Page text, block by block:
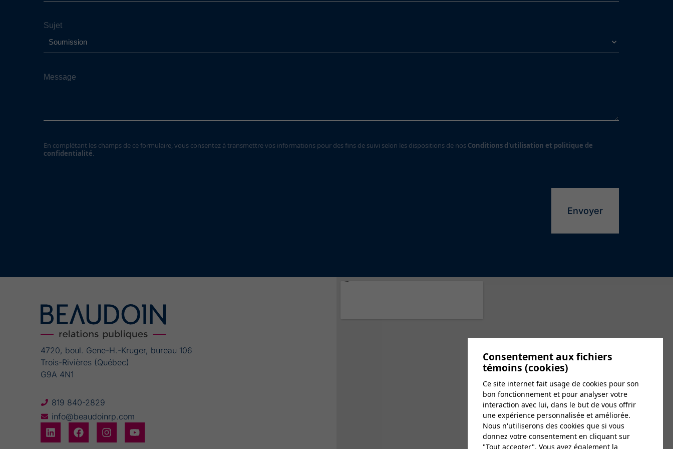
Sujet
Message
En complétant les champs de ce formulaire, vous consentez à transmettre vos informations pour des fins de suivi selon les dispositions de nos Conditions d'utilisation et politique de
confidentialité.
4720, boul. Gene-H.-Kruger, bureau 106
Trois-Rivières (Québec)
G9A 4N1
819 840-2829
info@beaudoinrp.com
Consentement aux fichiers
témoins (cookies)
Ce site internet fait usage de cookies pour son
bon fonctionnement et pour analyser votre
interaction avec lui, dans le but de vous offrir
une expérience personnalisée et améliorée.
Nous n'utiliserons des cookies que si vous
donnez votre consentement en cliquant sur
"Tout accepter". Vous avez également la